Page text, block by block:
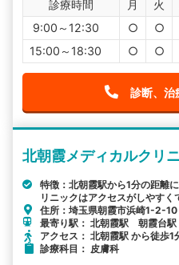
診療時間 月 火
9:00～12:30
○ ○
15:00～18:30
○ ○
診断、治
北朝霞メディカルクリ
特徴：北朝霞駅から1分の距離
リニックはアクセスがしやすく
住所：埼玉県朝霞市浜崎1-2-
最寄り駅： 北朝霞駅 朝霞台
アクセス： 北朝霞駅 から徒歩1
診療科目： 皮膚科